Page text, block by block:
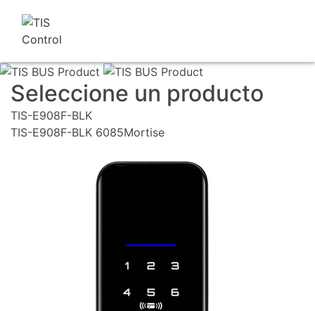
Seleccione un producto
TIS-E908F-BLK
TIS-E908F-BLK 6085Mortise